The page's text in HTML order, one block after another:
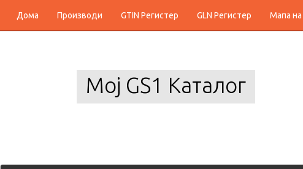
Дома Производи GTIN Регистер GLN Регистер Мапа
Мој GS1 Каталог